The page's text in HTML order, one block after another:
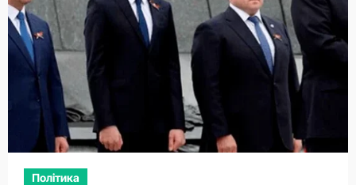
Політика